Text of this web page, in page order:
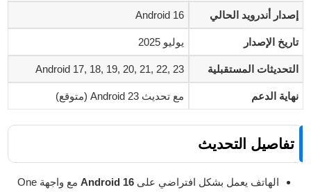
إصدار أندرويد الحالي Android 16
تاريخ الإصدار يوليو 2025
التحديثات المستقبلية Android 17, 18, 19, 20, 21, 22, 23
نهاية الدعم مع تحديث Android 23 (متوقع)
تفاصيل التحديث
الهاتف يعمل بشكل افتراضي على Android 16
مع واجهة One